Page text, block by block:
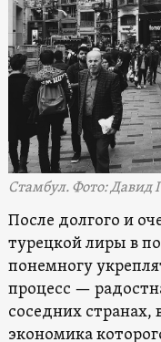
Стамбул. Фото: Давид
После долгого и
турецкой лиры в
понемногу
процесс —
соседних странах,
экономика